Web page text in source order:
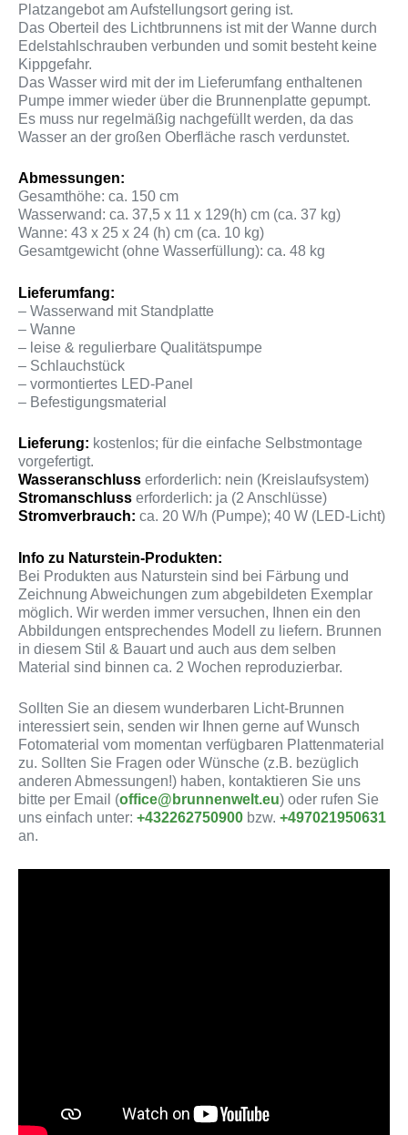
Platzangebot am Aufstellungsort gering ist.
Das Oberteil des Lichtbrunnens ist mit der Wanne durch
Edelstahlschrauben verbunden und somit besteht keine
Kippgefahr.
Das Wasser wird mit der im Lieferumfang enthaltenen
Pumpe immer wieder über die Brunnenplatte gepumpt.
Es muss nur regelmäßig nachgefüllt werden, da das
Wasser an der großen Oberfläche rasch verdunstet.
Abmessungen:
Gesamthöhe: ca. 150 cm
Wasserwand: ca. 37,5 x 11 x 129(h) cm (ca. 37 kg)
Wanne: 43 x 25 x 24 (h) cm (ca. 10 kg)
Gesamtgewicht (ohne Wasserfüllung): ca. 48 kg
Lieferumfang:
– Wasserwand mit Standplatte
– Wanne
– leise & regulierbare Qualitätspumpe
– Schlauchstück
– vormontiertes LED-Panel
– Befestigungsmaterial
Lieferung: kostenlos; für die einfache Selbstmontage
vorgefertigt.
Wasseranschluss erforderlich: nein (Kreislaufsystem)
Stromanschluss erforderlich: ja (2 Anschlüsse)
Stromverbrauch: ca. 20 W/h (Pumpe); 40 W (LED-Licht)
Info zu Naturstein-Produkten:
Bei Produkten aus Naturstein sind bei Färbung und
Zeichnung Abweichungen zum abgebildeten Exemplar
möglich. Wir werden immer versuchen, Ihnen ein den
Abbildungen entsprechendes Modell zu liefern. Brunnen
in diesem Stil & Bauart und auch aus dem selben
Material sind binnen ca. 2 Wochen reproduzierbar.
Sollten Sie an diesem wunderbaren Licht-Brunnen
interessiert sein, senden wir Ihnen gerne auf Wunsch
Fotomaterial vom momentan verfügbaren Plattenmaterial
zu. Sollten Sie Fragen oder Wünsche (z.B. bezüglich
anderen Abmessungen!) haben, kontaktieren Sie uns
bitte per Email (office@brunnenwelt.eu) oder rufen Sie
uns einfach unter: +432262750900 bzw. +497021950631
an.